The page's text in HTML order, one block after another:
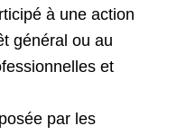
à une action
général ou au
et
par les